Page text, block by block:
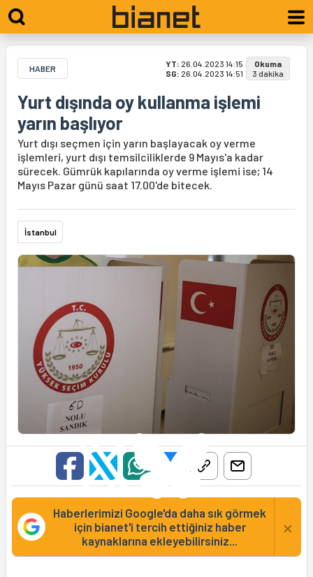
HABER YT: 26.04.2023 14:15
SG: 26.04.2023 14:51
Okuma
3 dakika
Yurt dışında oy kullanma işlemi
yarın başlıyor
Yurt dışı seçmen için yarın başlayacak oy verme
işlemleri, yurt dışı temsilciliklerde 9 Mayıs'a kadar
sürecek. Gümrük kapılarında oy verme işlemi ise; 14
Mayıs Pazar günü saat 17.00'de bitecek.
İstanbul
Haberlerimizi Google'da daha sık görmek
için bianet'i tercih ettiğiniz haber
kaynaklarına ekleyebilirsiniz...
×